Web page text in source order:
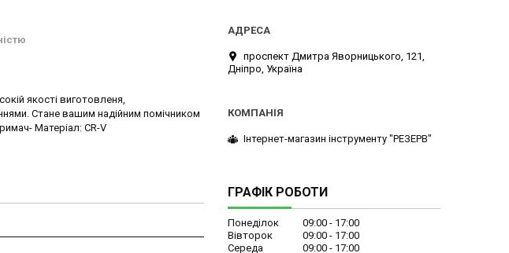
якості виготовленя,
Стане вашим надійним помічником
Матеріал: CR-V
проспект Дмитра Яворницького, 121,
Дніпро, Україна
Інтернет-магазин інструменту "РЕЗЕРВ"
ГРАФІК РОБОТИ
Понеділок 09:00
17:00
Вівторок
09:00
17:00
Середа
09:00 17:00